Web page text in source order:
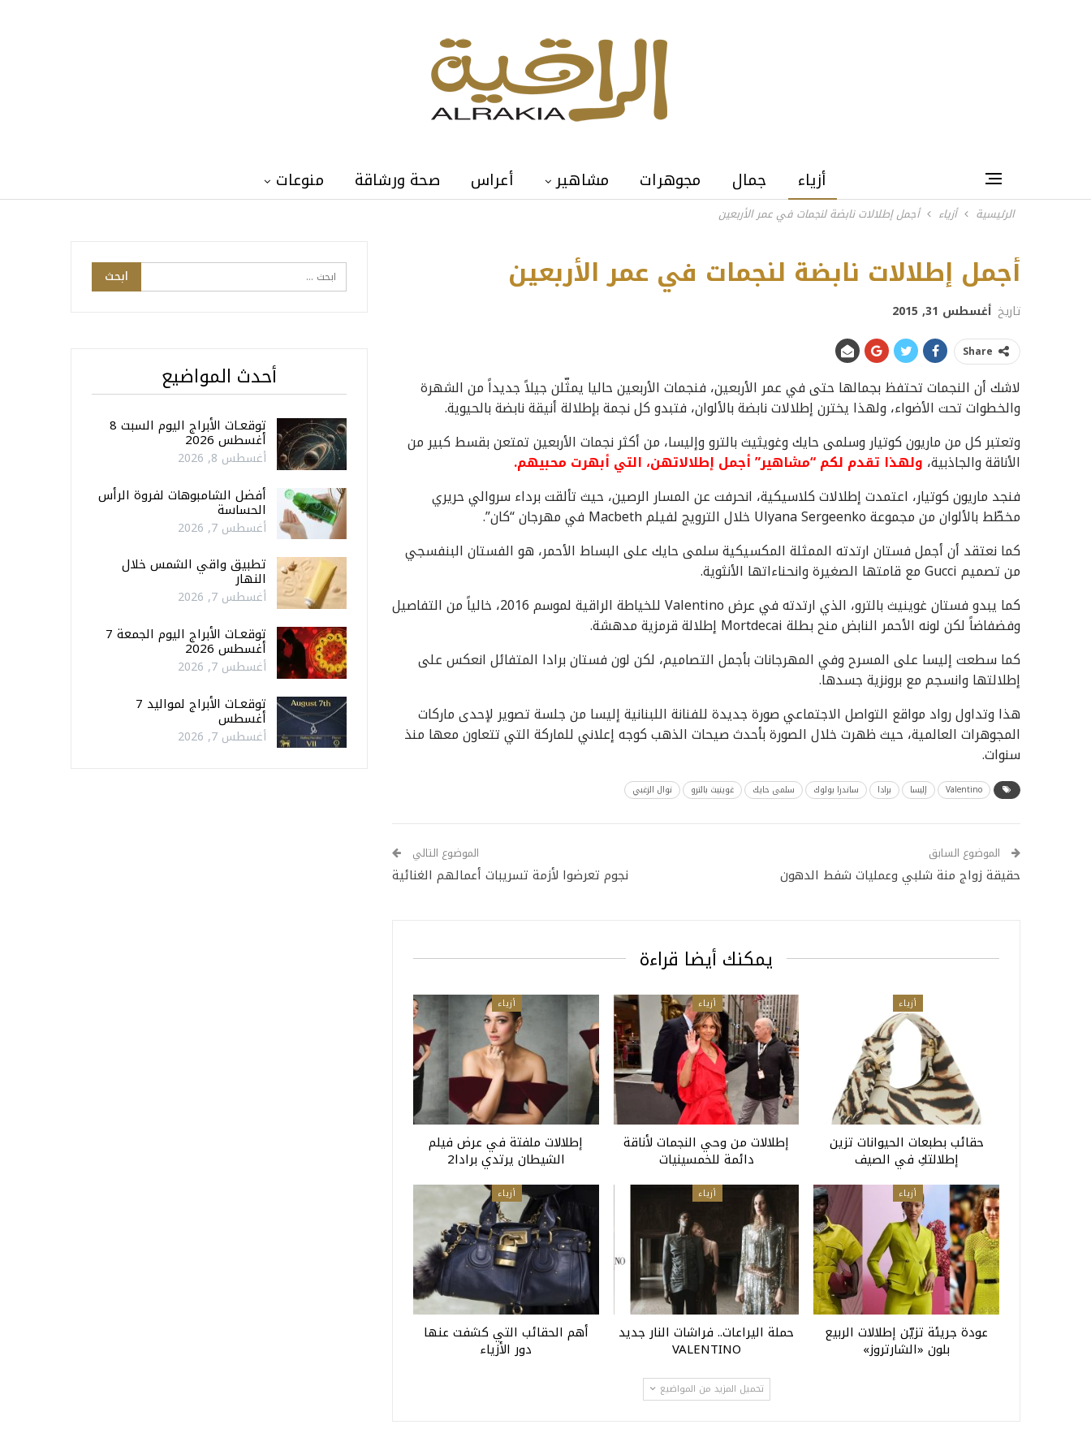
أزياء جمال مجوهرات مشاهير أعراس صحة ورشاقة منوعات
الرئيسية أزياء أجمل إطلالات نابضة لنجمات في عمر الأربعين
Sandra Bullock
أجمل إطلالات نابضة لنجمات في عمر الأربعين
تاريخ أغسطس 31, 2015
Share
لاشك أن النجمات تحتفظ بجمالها حتى في عمر الأربعين، فنجمات الأربعين حاليا يمثّلن جيلاً جديداً من الشهرة
والخطوات تحت الأضواء، ولهذا يخترن إطلالات نابضة بالألوان، فتبدو كل نجمة بإطلالة أنيقة نابضة بالحيوية.
وتعتبر كل من ماريون كوتيار وسلمى حايك وغويثيث بالترو وإليسا، من أكثر نجمات الأربعين تمتعن بقسط كبير من
الأناقة والجاذبية، ولهذا تقدم لكم “مشاهير” أجمل إطلالاتهن، التي أبهرت محبيهم.
فنجد ماريون كوتيار، اعتمدت إطلالات كلاسيكية، انحرفت عن المسار الرصين، حيث تألقت برداء سروالي حريري
مخطّط بالألوان من مجموعة Ulyana Sergeenko خلال الترويج لفيلم Macbeth في مهرجان “كان”.
كما نعتقد أن أجمل فستان ارتدته الممثلة المكسيكية سلمى حايك على البساط الأحمر، هو الفستان البنفسجي
من تصميم Gucci مع قامتها الصغيرة وانحناءاتها الأنثوية.
كما يبدو فستان غوينيث بالترو، الذي ارتدته في عرض Valentino للخياطة الراقية لموسم 2016، خالياً من التفاصيل
وفضفاضاً لكن لونه الأحمر النابض منح بطلة Mortdecai إطلالة قرمزية مدهشة.
كما سطعت إليسا على المسرح وفي المهرجانات بأجمل التصاميم، لكن لون فستان برادا المتفائل انعكس على
إطلالتها وانسجم مع برونزية جسدها.
هذا وتداول رواد مواقع التواصل الاجتماعي صورة جديدة للفنانة اللبنانية إليسا من جلسة تصوير لإحدى ماركات
المجوهرات العالمية، حيث ظهرت خلال الصورة بأحدث صيحات الذهب كوجه إعلاني للماركة التي تتعاون معها منذ
سنوات.
Valentino إليسا برادا ساندرا بولوك سلمى حايك غوينيث بالترو نوال الزغبي
الموضوع السابق
حقيقة زواج منة شلبي وعمليات شفط الدهون
الموضوع التالي
نجوم تعرضوا لأزمة تسريبات أعمالهم الغنائية
يمكنك أيضا قراءة
أزياء
حقائب بطبعات الحيوانات تزين
إطلالتكِ في الصيف
أزياء
إطلالات من وحي النجمات لأناقة
دائمة للخمسينيات
أزياء
إطلالات ملفتة في عرض فيلم
الشيطان يرتدي برادا2
أزياء
عودة جريئة تزيّن إطلالات الربيع
بلون «الشارتروز»
أزياء
حملة اليراعات.. فراشات النار جديد
VALENTINO
أزياء
أهم الحقائب التي كشفت عنها
دور الأزياء
تحميل المزيد من المواضيع
أحدث المواضيع
توقعـات الأبراج اليوم السبت 8
أغسطس 2026
أغسطس 8, 2026
أفضل الشامبوهات لفروة الرأس
الحساسة
أغسطس 7, 2026
تطبيق واقي الشمس خلال
النهار
أغسطس 7, 2026
توقعـات الأبراج اليوم الجمعة 7
أغسطس 2026
أغسطس 7, 2026
توقعـات الأبراج لمواليد 7
أغسطس
أغسطس 7, 2026